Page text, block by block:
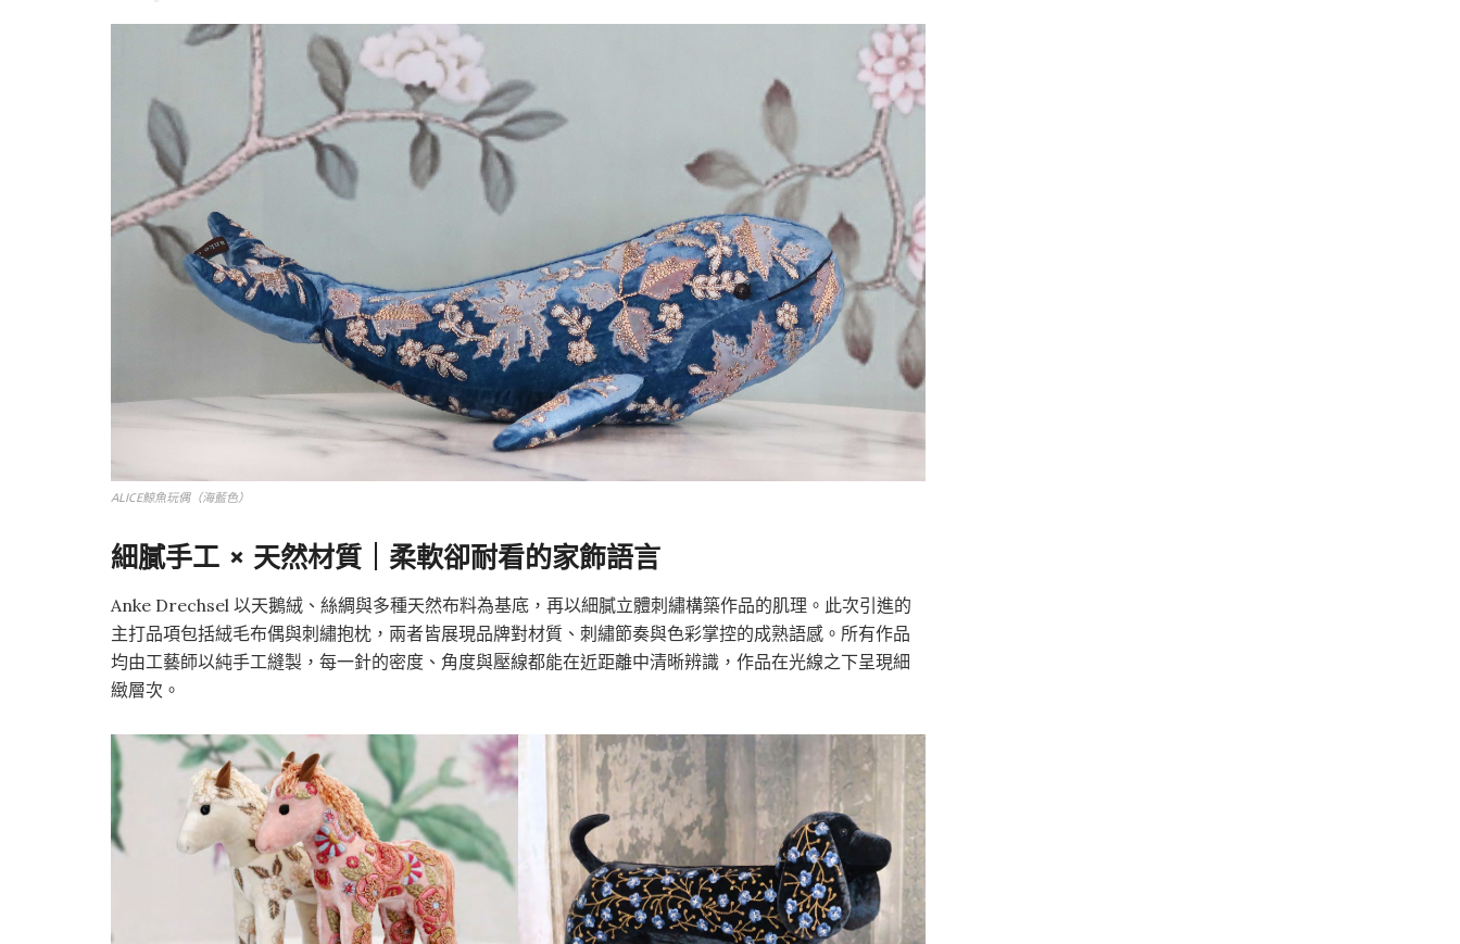
ALICE鯨魚玩偶（海藍色）
細膩手工 × 天然材質｜柔軟卻耐看的家飾語言
Anke Drechsel 以天鵝絨、絲綢與多種天然布料為基底，再以細膩立體刺繡構築作品的肌理。此次引進的
主打品項包括絨毛布偶與刺繡抱枕，兩者皆展現品牌對材質、刺繡節奏與色彩掌控的成熟語感。所有作品
均由工藝師以純手工縫製，每一針的密度、角度與壓線都能在近距離中清晰辨識，作品在光線之下呈現細
緻層次。